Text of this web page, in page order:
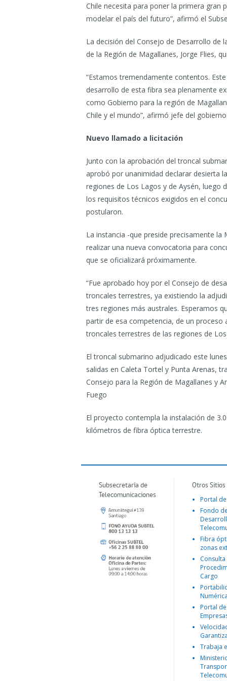
Chile necesita para poner la primera gran
modelar el país del futuro”, afirmó el
La decisión del Consejo de Desarrollo de
de la Región de Magallanes, Jorge Flies,
“Estamos tremendamente contentos.
desarrollo de esta fibra sea plenamente
como Gobierno para la región de
Chile y el mundo”, afirmó jefe del
Nuevo llamado a licitación
Junto con la aprobación del troncal
aprobó por unanimidad declarar desierta
regiones de Los Lagos y de Aysén, luego
los requisitos técnicos exigidos en el
postularon.
La instancia -que preside precisamente
realizar una nueva convocatoria para
que se oficializará próximamente.
“Fue aprobado hoy por el Consejo de
troncales terrestres, ya existiendo la
tres regiones más australes. Esperamos
partir de esa competencia, de un
troncales terrestres de las regiones de
El troncal submarino adjudicado este
salidas en Caleta Tortel y Punta Arenas,
Consejo para la Región de Magallanes y
Fuego
El proyecto contempla la instalación de
kilómetros de fibra óptica terrestre.
Subsecretaría de
Telecomunicaciones
Otros
Portal
Fondo
Fibra
zonas
Consulta
Cargo
Portal
Trabaja